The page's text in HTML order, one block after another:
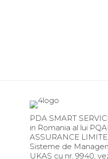
PDA SMART
in Romania al lui
ASSURANCE
Sisteme de
UKAS cu nr. 9940,